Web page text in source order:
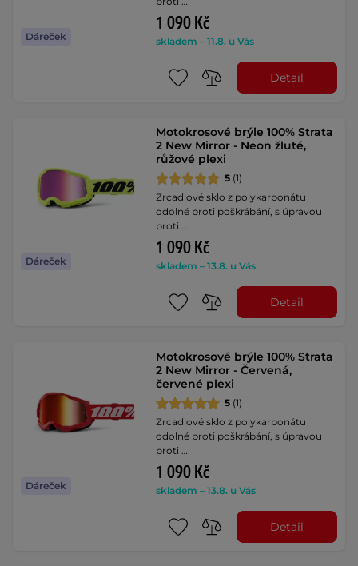
Dáreček
1 090 Kč
skladem – 11.8. u Vás
Detail
Dáreček
Motokrosové brýle 100% Strata
2 New Mirror - Neon žluté,
růžové plexi
5 (1)
Zrcadlové sklo z polykarbonátu
odolné proti poškrábání, s úpravou
proti …
1 090 Kč
skladem – 13.8. u Vás
Detail
Dáreček
Motokrosové brýle 100% Strata
2 New Mirror - Červená,
červené plexi
5 (1)
Zrcadlové sklo z polykarbonátu
odolné proti poškrábání, s úpravou
proti …
1 090 Kč
skladem – 13.8. u Vás
Detail